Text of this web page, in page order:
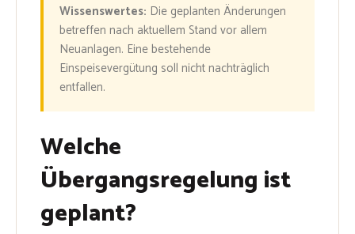
Wissenswertes: Die geplanten Änderungen
betreffen nach aktuellem Stand vor allem
Neuanlagen. Eine bestehende
Einspeisevergütung soll nicht nachträglich
entfallen.
Welche
Übergangsregelung ist
geplant?